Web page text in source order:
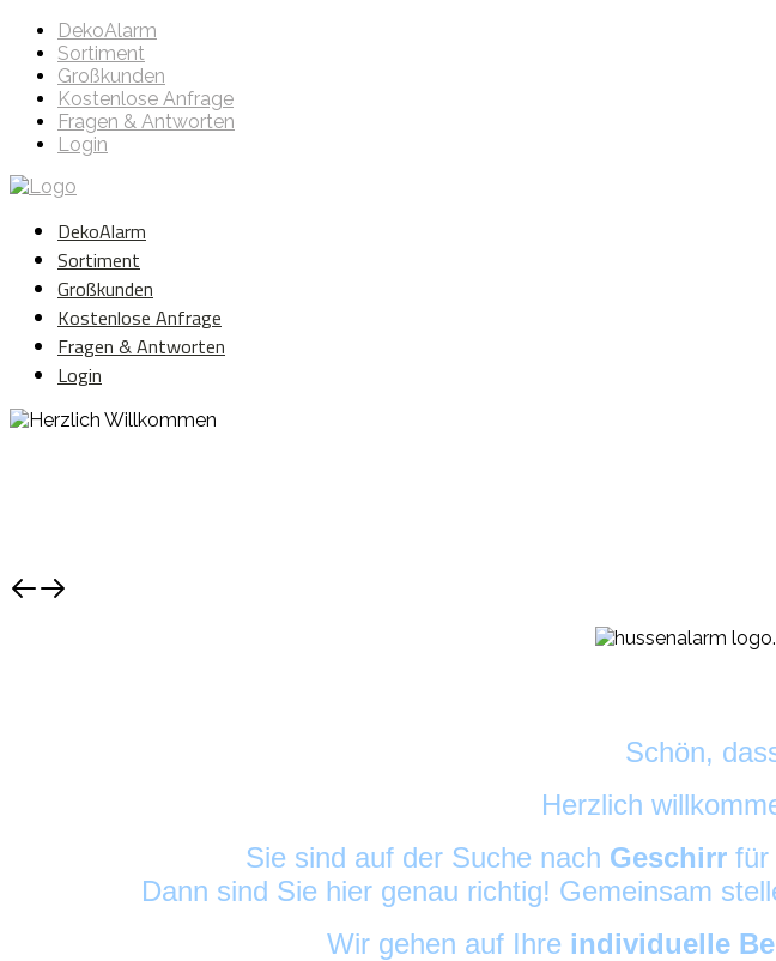
DekoAlarm
Sortiment
Großkunden
Kostenlose Anfrage
Fragen & Antworten
Login
DekoAlarm
Sortiment
Großkunden
Kostenlose Anfrage
Fragen & Antworten
Login
Schön,
Herzlich
Sie sind auf der Suche nach Geschirr für
Dann sind Sie hier genau richtig! Gemeinsam
Wir gehen auf Ihre individuelle